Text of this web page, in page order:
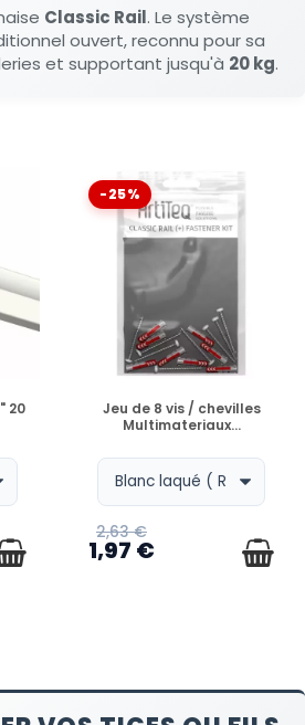
Classic Rail. Le système
ouvert, reconnu pour sa
et supportant jusqu'à 20 kg.
20
-25%
EN STOCK
Jeu de 8 vis / chevilles
Multimateriaux...
2,63 €
1,97 €